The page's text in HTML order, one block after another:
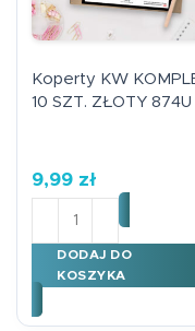
Koperty KW
10 SZT. ZŁOTY 874U
9,99 zł
ilość Koperty KW
DODAJ DO
KOSZYKA